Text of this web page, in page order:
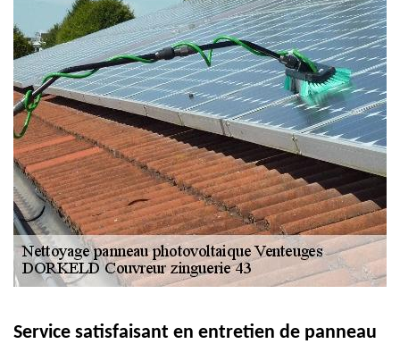
Service satisfaisant en entretien de panneau